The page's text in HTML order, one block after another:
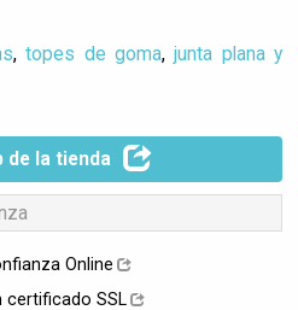
,topes de goma,junta plana y
de la tienda
Online
certificado SSL